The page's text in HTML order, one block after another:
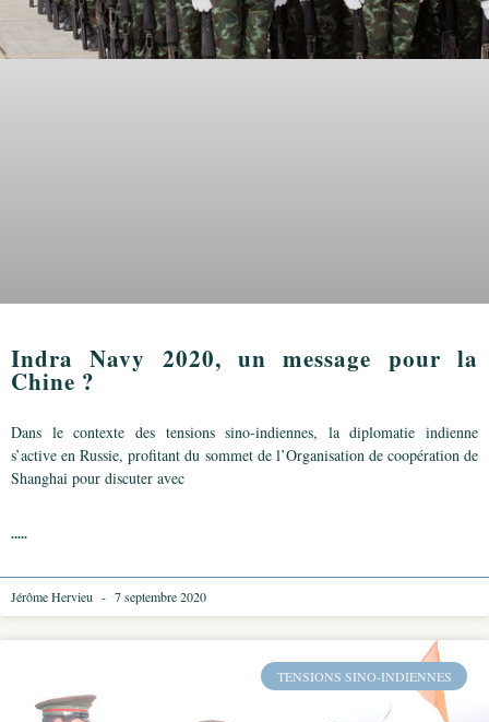
Indra Navy 2020, un message pour la
Chine ?
Dans le contexte des tensions sino-indiennes, la diplomatie indienne
s’active en Russie, profitant du sommet de l’Organisation de coopération de
Shanghai pour discuter avec
.....
Jérôme Hervieu 7 septembre 2020
TENSIONS SINO-INDIENNES